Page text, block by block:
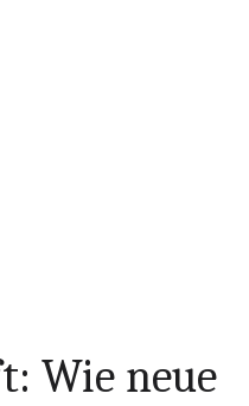
Wie neue